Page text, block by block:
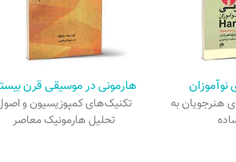
نوآموزان
هنرجویان به
هارمونی در موسیقی قرن
تکنیک‌های کمپوزیسیون و
تحلیل هارمونیک معاصر